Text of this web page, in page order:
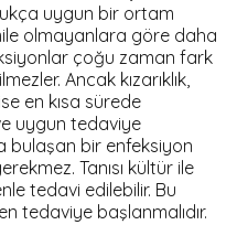
uygun bir ortam
olmayanlara göre daha
çoğu zaman fark
Ancak kızarıklık,
en kısa sürede
uygun tedaviye
bulaşan bir enfeksiyon
Tanısı kültür ile
tedavi edilebilir. Bu
tedaviye başlanmalıdır.